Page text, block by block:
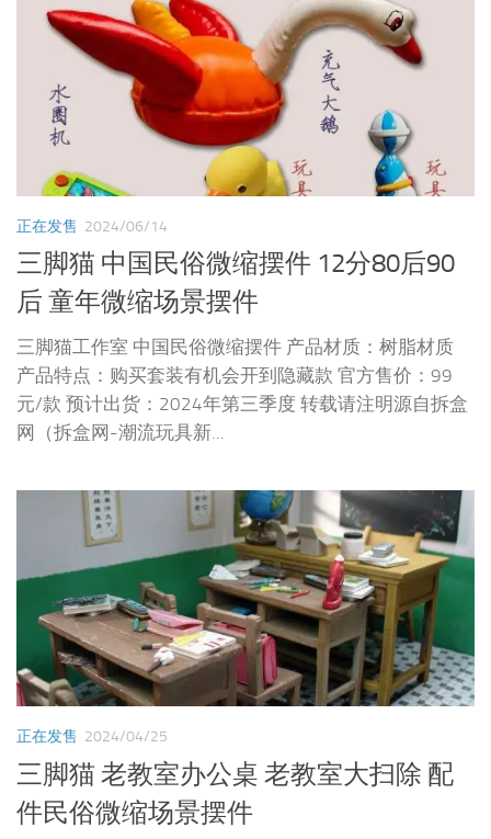
正在发售 2024/06/14
三脚猫 中国民俗微缩摆件 12分80后90
后 童年微缩场景摆件
三脚猫工作室 中国民俗微缩摆件 产品材质：树脂材质
产品特点：购买套装有机会开到隐藏款 官方售价：99
元/款 预计出货：2024年第三季度 转载请注明源自拆盒
网（拆盒网-潮流玩具新...
正在发售 2024/04/25
三脚猫 老教室办公桌 老教室大扫除 配
件民俗微缩场景摆件